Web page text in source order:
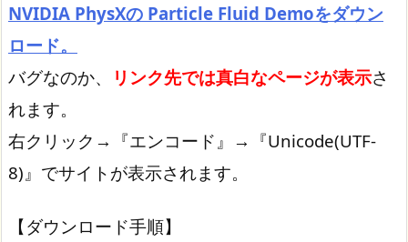
NVIDIA PhysXの Particle Fluid Demoをダウン
ロード。
バグなのか、
リンク先では真白なページが表示さ
れます。
右クリック→『エンコード』→『Unicode(UTF-
8)』でサイトが表示されます。
【ダウンロード手順】